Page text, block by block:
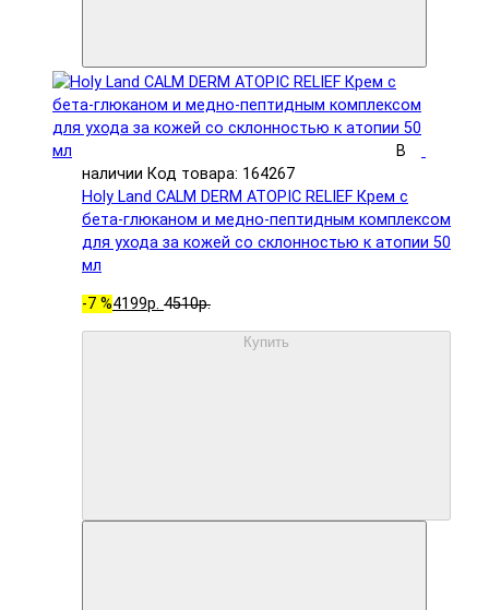
В
наличии Код товара: 164267
Holy Land CALM DERM ATOPIC RELIEF Крем с
бета-глюканом и медно-пептидным комплексом
для ухода за кожей со склонностью к атопии 50
мл
-7 %4199р. 4510р.
Купить